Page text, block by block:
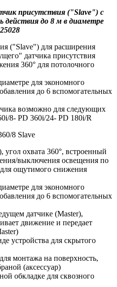
присутствия ("Slave") с
действия до 8 м в диаметре
("Slave") для расширения
датчика присутствия
360° для потолочного
для экономного
до 6 вспомогательных
возможно для следующих
8- PD 360i/24- PD 180i/R
8 Slave
охвата 360°, встроенный
выключения освещения по
ощутимого снижения
для экономного
до 6 вспомогательных
датчике (Master),
движение и передает
устройства для скрытого
монтажа на поверхность,
(аксессуар)
обкладке для сквозного